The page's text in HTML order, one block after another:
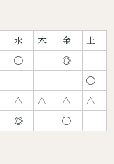
水 木 金
土
◯
◎
◯
△ △ △
△
◎ ◯